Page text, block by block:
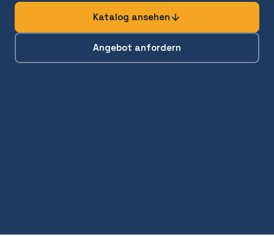
Katalog ansehen
Angebot anfordern